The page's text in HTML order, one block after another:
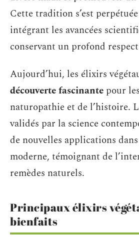
Cette tradition s’est
intégrant les avancées
conservant un profond
Aujourd’hui, les élixirs
découverte fascinante pour
naturopathie et de l’histoire.
validés par la science
de nouvelles applications
moderne, témoignant de
remèdes naturels.
Principaux élixirs
bienfaits